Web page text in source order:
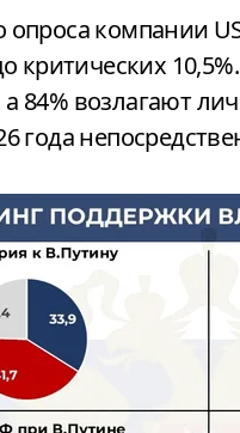
компании
критических
84% возлагают
года